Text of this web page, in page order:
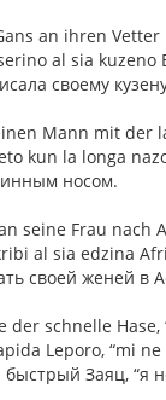
an ihren Vetter
al sia kuzeno
своему
Mann mit der
kun la longa
носом.
seine Frau nach
al sia edzina
своей женей в
der schnelle
Leporo, “mi
быстрый Заяц, “я